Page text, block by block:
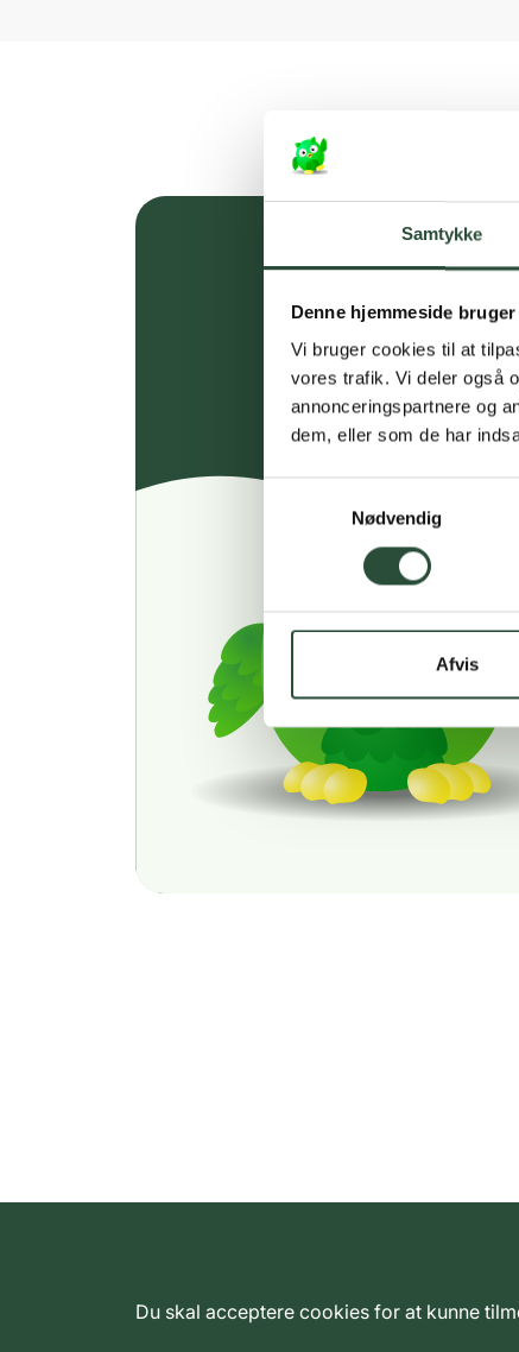
Samtykke
Denne hjemmeside
Vi bruger cookies til at
vores trafik. Vi deler også
annonceringspartnere og
dem, eller som de har
Nødvendig
Afvis
Du skal acceptere cookies for at kunne